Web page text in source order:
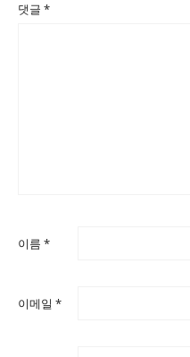
댓글 *
이름 *
이메일 *